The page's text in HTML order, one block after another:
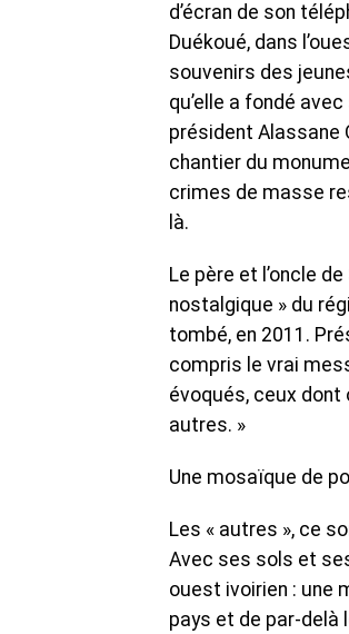
d’écran de son
Duékoué, dans
souvenirs des
qu’elle a fondé
président Alassane
chantier du
crimes de masse
là.
Le père et l’oncle
nostalgique » du
tombé, en 2011.
compris le vrai
évoqués, ceux dont
autres. »
Une mosaïque de
Les « autres », ce
Avec ses sols et
ouest ivoirien : une
pays et de par-delà